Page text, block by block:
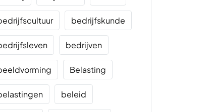
bedrijfskunde
bedrijven
Belasting
beleid